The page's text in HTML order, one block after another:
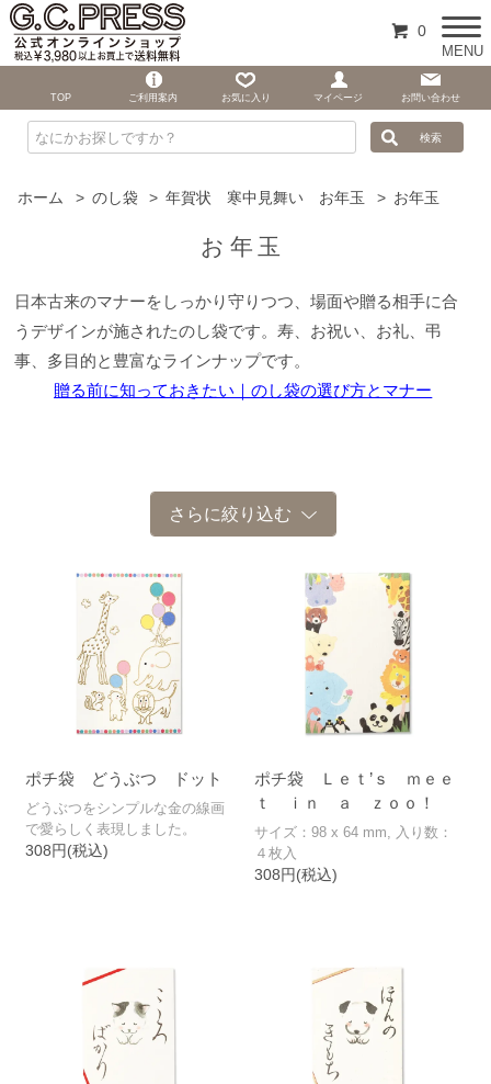
ホーム > のし袋 > 年賀状 寒中見舞い お年玉 > お年玉
お年玉
日本古来のマナーをしっかり守りつつ、場面や贈る相手に合
うデザインが施されたのし袋です。寿、お祝い、お礼、弔
事、多目的と豊富なラインナップです。
贈る前に知っておきたい｜のし袋の選び方とマナー
さらに絞り込む
ポチ袋 どうぶつ ドット
どうぶつをシンプルな金の線画
で愛らしく表現しました。
308円(税込)
ポチ袋 Ｌｅｔ’ｓ ｍｅｅ
ｔ ｉｎ ａ ｚｏｏ！
サイズ：98 x 64 mm, 入り数：
４枚入
308円(税込)
0
MENU
TOP ご利用案内 お気に入り マイページ お問い合わせ